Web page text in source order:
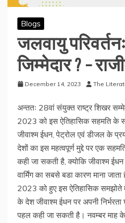
Blogs
जलवायु
जिम्मेदार ? –
December 14, 2023 The
अन्ततः 28वां संयुक्त राष्ट्र शिखर
2023 को इस ऐतिहासिक सहमति के
जीवाश्म ईधन, पेट्रोल एवं डीजल के
देशों का इस महत्वपूर्ण मुद्दे पर एक
कही जा सकती है, क्योकि जीवाश्म
वार्मिंग का सबसे बडा कारण माना
2023 को हुए इस ऐतिहासिक समझोते
के देश जीवाश्म ईधन पर अपनी
पहल कही जा सकती है। नवम्बर माह